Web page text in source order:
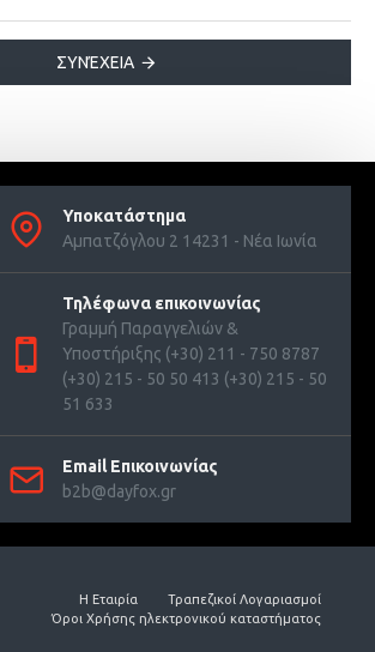
ΣΥΝΈΧΕΙΑ
Υποκατάστημα
Αμπατζόγλου 2 14231 - Νέα Ιωνία
Τηλέφωνα επικοινωνίας
Γραμμή Παραγγελιών &
Υποστήριξης (+30) 211 - 750 8787
(+30) 215 - 50 50 413 (+30) 215 - 50
51 633
Email Επικοινωνίας
b2b@dayfox.gr
Η Εταιρία
Τραπεζικοί Λογαριασμοί
Όροι Χρήσης ηλεκτρονικού καταστήματος